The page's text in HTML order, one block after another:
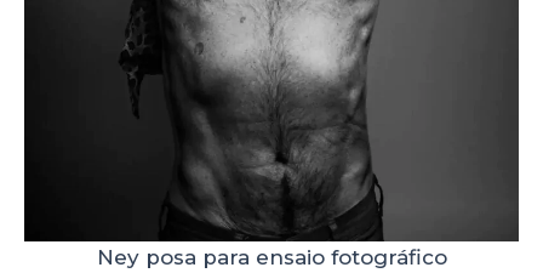
Ney posa para ensaio fotográfico